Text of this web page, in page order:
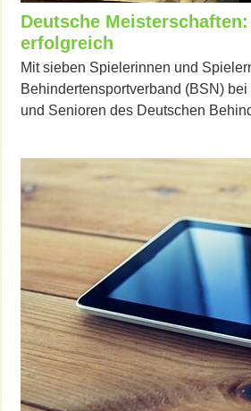
Deutsche
erfolgreich
Mit sieben Spielerinnen und
Behindertensportverband (BSN)
und Senioren des Deutschen